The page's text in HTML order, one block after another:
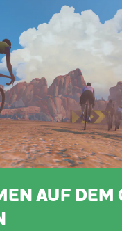
AUF DEM